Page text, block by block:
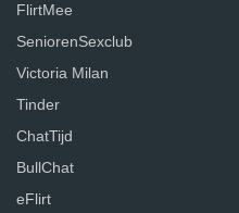
FlirtMee
SeniorenSexclub
Victoria Milan
Tinder
ChatTijd
BullChat
eFlirt